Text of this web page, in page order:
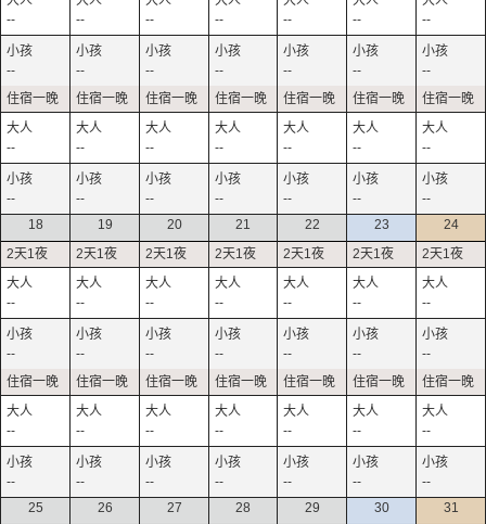
--
--
--
--
--
--
--
--
--
--
--
--
--
--
--
--
--
--
--
--
--
--
--
--
--
--
--
--
18
--
--
--
--
19
--
--
--
--
20
--
--
--
--
21
--
--
--
--
22
--
--
--
--
23
--
--
--
--
24
--
--
--
--
25
26 27 28 29 30 31